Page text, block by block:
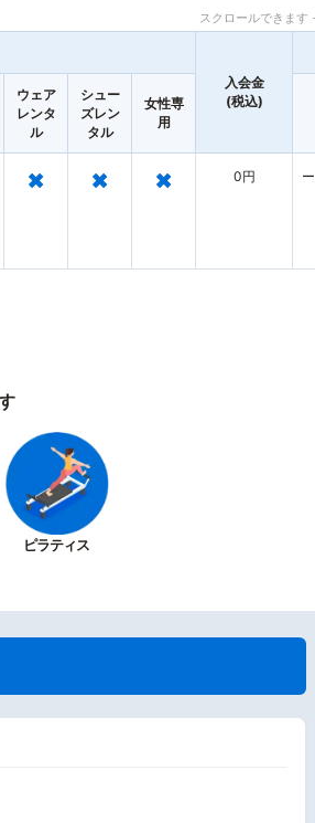
スクロールできます
入会金
(税込)
ウェア
レンタ
ル
シュー
ズレン
タル
女性専
用
× × × 0円 ー
ピラティス